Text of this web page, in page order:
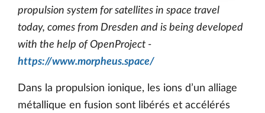
propulsion system for satellites in space travel
today, comes from Dresden and is being developed
with the help of OpenProject -
https://www.morpheus.space/
Dans la propulsion ionique, les ions d’un alliage
métallique en fusion sont libérés et accélérés